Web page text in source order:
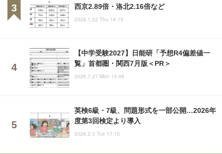
西京2.89倍・洛北2.16倍など
2026.1.22 Thu 14:15
【中学受験2027】日能研「予想R4偏差値一
覧」首都圏・関西7月版＜PR＞
2026.7.27 Mon 13:46
英検6級・7級、問題形式を一部公開…2026年
度第3回検定より導入
2026.2.3 Tue 17:15